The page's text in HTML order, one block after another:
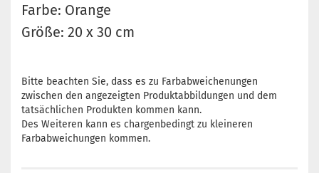
Farbe: Orange
Größe: 20 x 30 cm
Bitte beachten Sie, dass es zu Farbabweichenungen
zwischen den angezeigten Produktabbildungen und dem
tatsächlichen Produkten kommen kann.
Des Weiteren kann es chargenbedingt zu kleineren
Farbabweichungen kommen.